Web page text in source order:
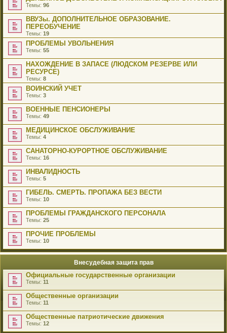
Темы: 96
ВВУЗы. ДОПОЛНИТЕЛЬНОЕ ОБРАЗОВАНИЕ.
ПЕРЕОБУЧЕНИЕ
Темы: 19
ПРОБЛЕМЫ УВОЛЬНЕНИЯ
Темы: 55
НАХОЖДЕНИЕ В ЗАПАСЕ (ЛЮДСКОМ РЕЗЕРВЕ ИЛИ
РЕСУРСЕ)
Темы: 8
ВОИНСКИЙ УЧЕТ
Темы: 3
ВОЕННЫЕ ПЕНСИОНЕРЫ
Темы: 49
МЕДИЦИНСКОЕ ОБСЛУЖИВАНИЕ
Темы: 4
САНАТОРНО-КУРОРТНОЕ ОБСЛУЖИВАНИЕ
Темы: 16
ИНВАЛИДНОСТЬ
Темы: 5
ГИБЕЛЬ. СМЕРТЬ. ПРОПАЖА БЕЗ ВЕСТИ
Темы: 10
ПРОБЛЕМЫ ГРАЖДАНСКОГО ПЕРСОНАЛА
Темы: 25
ПРОЧИЕ ПРОБЛЕМЫ
Темы: 10
Внесудебная защита прав
Официальные государственные организации
Темы: 11
Общественные организации
Темы: 11
Общественные патриотические движения
Темы: 12